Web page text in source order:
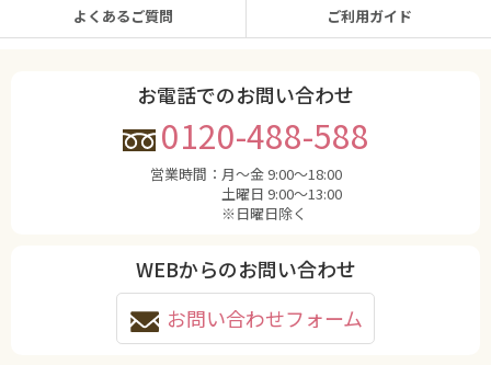
よくあるご質問 ご利用ガイド
お電話でのお問い合わせ
0120-488-588
営業時間： 月〜金 9:00〜18:00
土曜日 9:00〜13:00
※日曜日除く
WEBからのお問い合わせ
お問い合わせフォーム